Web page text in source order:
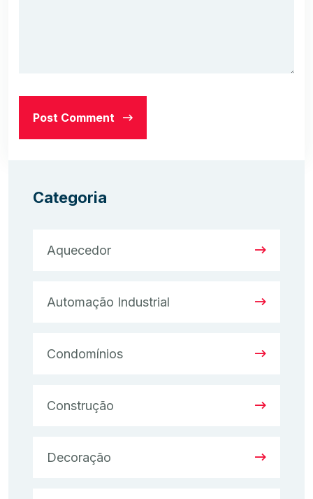
Post Comment
Categoria
Aquecedor
Automação Industrial
Condomínios
Construção
Decoração